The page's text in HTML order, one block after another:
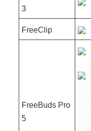
3
FreeClip
FreeBuds Pro
5